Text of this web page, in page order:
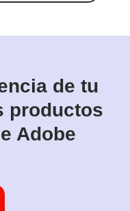
de tu
productos
Adobe